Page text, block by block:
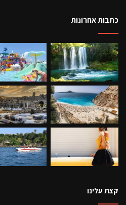
כתבות אחרונות
קצת עלינו